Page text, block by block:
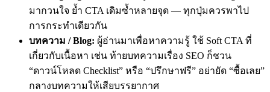
มากวนใจ ย้ำ CTA เดิมซ้ำหลายจุด — ทุกปุ่มควรพาไป
การกระทำเดียวกัน
บทความ / Blog: ผู้อ่านมาเพื่อหาความรู้ ใช้ Soft CTA ที่
เกี่ยวกับเนื้อหา เช่น ท้ายบทความเรื่อง SEO ก็ชวน
“ดาวน์โหลด Checklist” หรือ “ปรึกษาฟรี” อย่ายัด “ซื้อเลย”
กลางบทความให้เสียบรรยากาศ